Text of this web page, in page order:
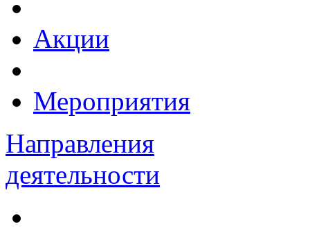
Акции
Мероприятия
Направления
деятельности